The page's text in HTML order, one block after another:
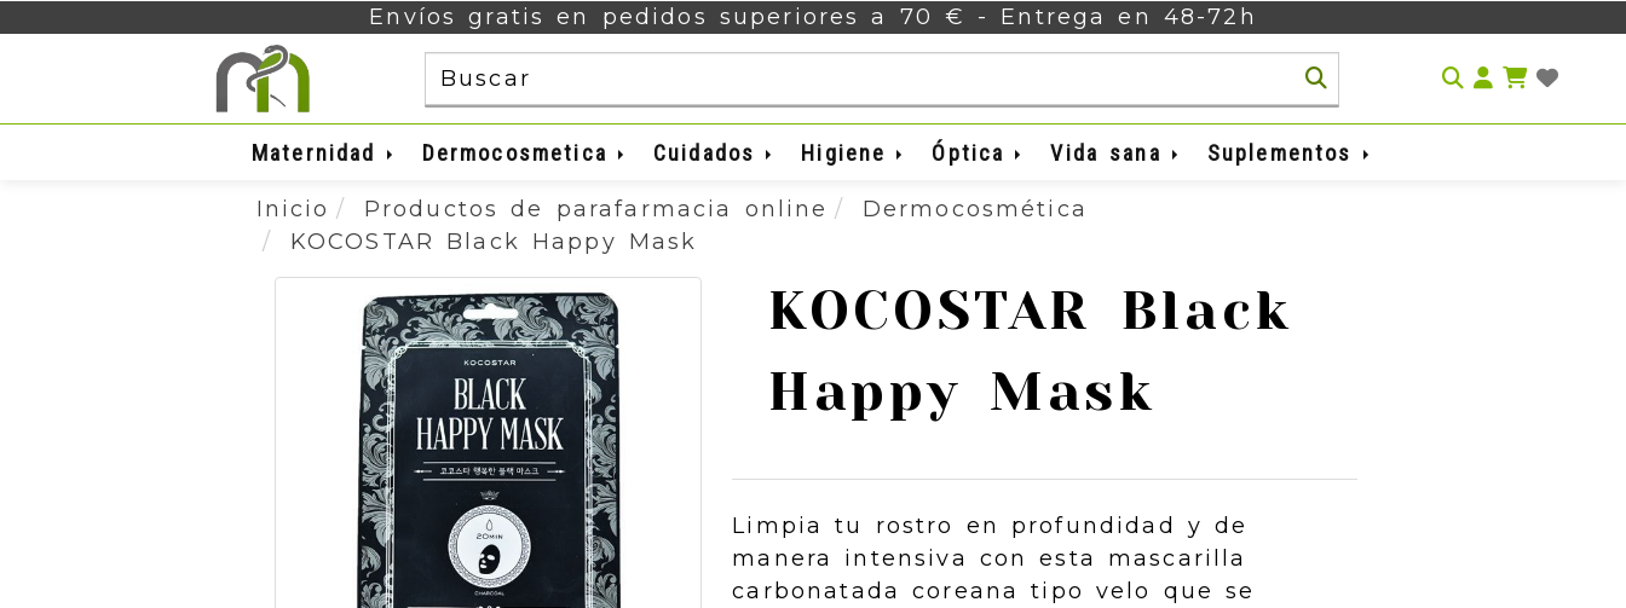
Envíos gratis en pedidos superiores a 70 € - Entrega en 48-72h
Maternidad Dermocosmetica Cuidados Higiene Óptica Vida sana Suplementos
Inicio Productos de parafarmacia online
Dermocosmética
KOCOSTAR Black Happy Mask
KOCOSTAR Black
Happy Mask
Limpia tu rostro en profundidad y de
manera intensiva con esta mascarilla
carbonatada coreana tipo velo que se